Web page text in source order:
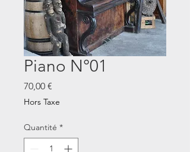
Piano N°01
70,00 €
Hors Taxe
Quantité *